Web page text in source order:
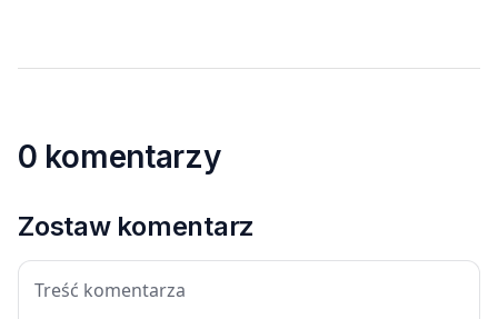
0 komentarzy
Zostaw komentarz